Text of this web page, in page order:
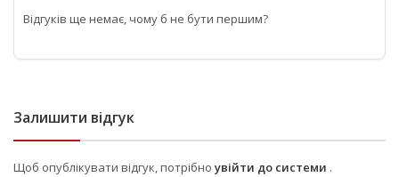
Відгуків ще немає, чому б не бути першим?
Залишити відгук
Щоб опублікувати відгук, потрібно увійти до системи .